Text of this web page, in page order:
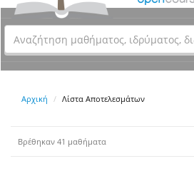
Αρχική Λίστα Αποτελεσμάτων
Βρέθηκαν 41 μαθήματα